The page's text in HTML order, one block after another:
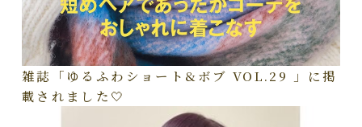
雑誌「ゆるふわショート&ボブ VOL.29 」に掲
載されました🤍